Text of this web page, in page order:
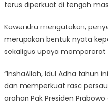
terus diperkuat di tengah
Kawendra mengatakan,
merupakan bentuk nyata
sekaligus upaya
“InshaAllah, Idul Adha tahun
dan memperkuat rasa
arahan Pak Presiden